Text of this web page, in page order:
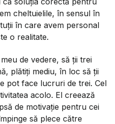
cheltuielile, în sensul în
în care avem personal
o realitate.
de vedere, să ții trei
plătiți mediu, în loc să ții
pot face lucruri de trei. Cel
acolo. El creează
de motivație pentru cei
să plece către